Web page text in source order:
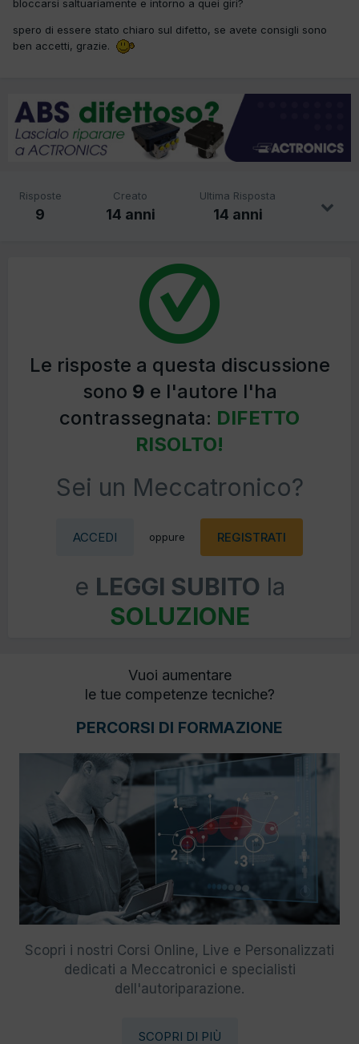
bloccarsi saltuariamente e intorno a quei giri?
spero di essere stato chiaro sul difetto, se avete consigli sono
ben accetti, grazie.
Risposte
9
Creato
14 anni
Ultima Risposta
14 anni
Le risposte a questa discussione
sono 9 e l'autore l'ha
contrassegnata: DIFETTO
RISOLTO!
Sei un Meccatronico?
ACCEDI oppure REGISTRATI
e LEGGI SUBITO la
SOLUZIONE
Vuoi aumentare
le tue competenze tecniche?
PERCORSI DI FORMAZIONE
Scopri i nostri Corsi Online, Live e Personalizzati
dedicati a Meccatronici e specialisti
dell'autoriparazione.
SCOPRI DI PIÙ